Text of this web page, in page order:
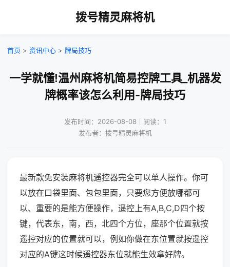
拨号精灵麻将机
首页 > 资讯中心 > 牌局技巧
一学就懂!温州麻将机简易控牌工具_机器发
牌概率该怎么利用-牌局技巧
发布时间：2026-08-08｜阅读：1
发布者：拨号精灵麻将机
最新款免安装麻将机遥控器完全可以单人操作。你可
以放在口袋里面、包包里面，只要您方便放哪都可
以、重要的是能方便操作，遥控上有A,B,C,D四个按
键，代表东，南，西，北四个方位，座那个位置就按
遥控对应的位置就可以，例如你做在东位置就按遥控
对应的A键这时候遥控器东位就能生效拿好牌。